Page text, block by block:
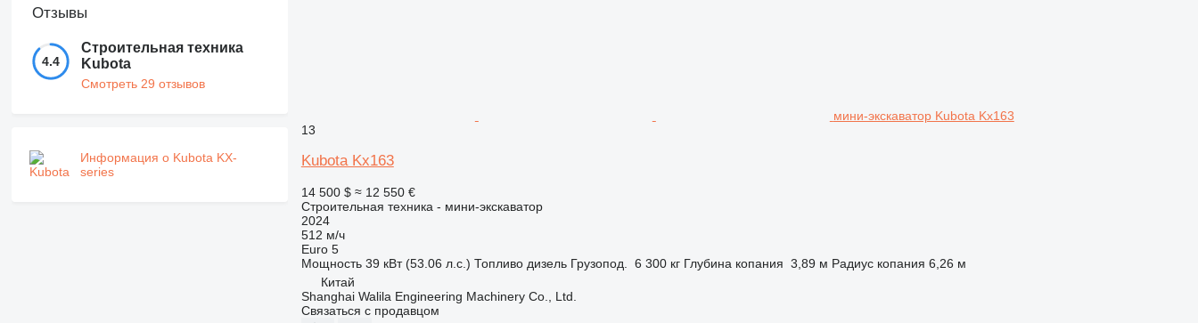
Отзывы
4.4
Строительная техника
Kubota
Смотреть 29 отзывов
Информация о Kubota KX-
series
мини-экскаватор Kubota Kx163
13
Kubota Kx163
14 500 $ ≈ 12 550 €
Строительная техника - мини-экскаватор
2024
512 м/ч
Euro 5
Мощность 39 кВт (53.06 л.с.) Топливо дизель Грузопод. 6 300 кг Глубина копания 3,89 м Радиус копания 6,26 м
Китай
Shanghai Walila Engineering Machinery Co., Ltd.
Связаться с продавцом